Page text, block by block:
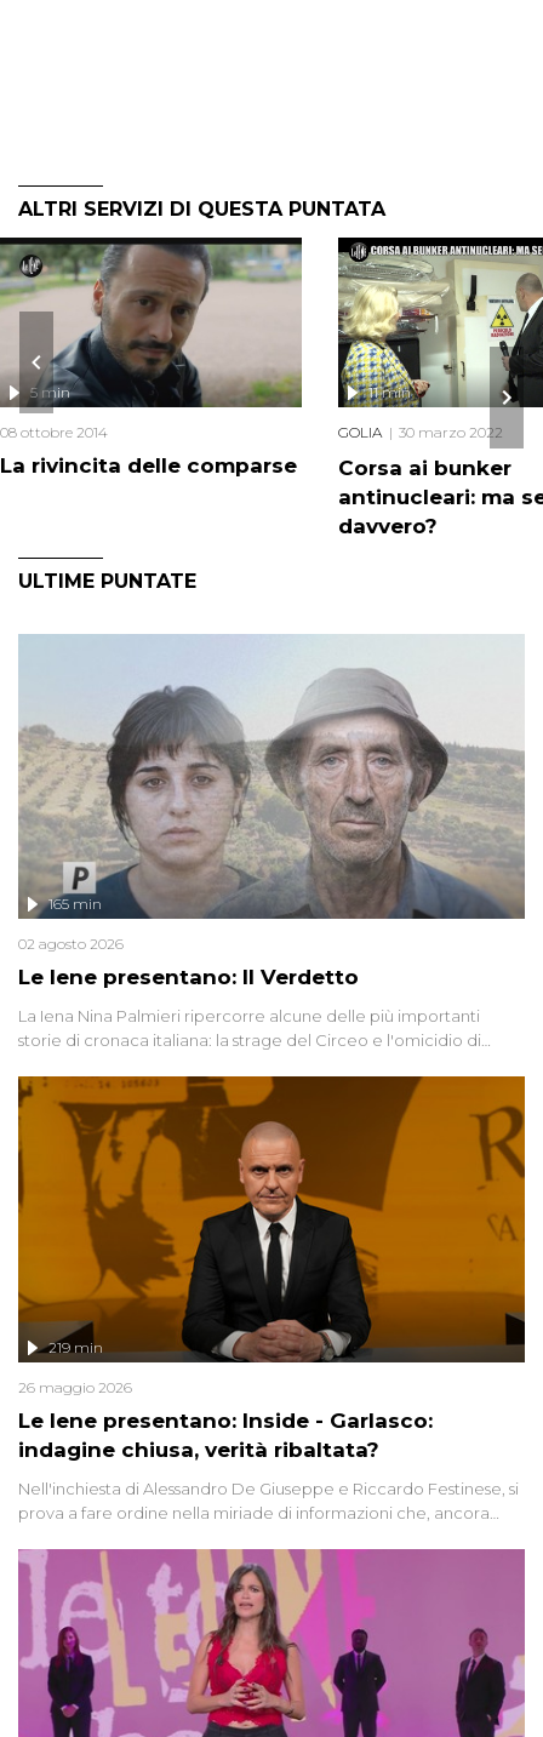
ALTRI SERVIZI DI QUESTA PUNTATA
La rivincita delle comparse
5 min
08 ottobre 2014
Corsa ai bunker
antinucleari: ma
davvero?
11 min
GOLIA 30 marzo 2022
ULTIME PUNTATE
Le Iene presentano: Il Verdetto
165 min
02 agosto 2026
La Iena Nina Palmieri ripercorre alcune delle più importanti
storie di cronaca italiana: la strage del Circeo e l'omicidio di
Le Iene presentano: Inside - Garlasco:
indagine chiusa, verità ribaltata?
219 min
26 maggio 2026
Nell'inchiesta di Alessandro De Giuseppe e Riccardo Festinese, si
prova a fare ordine nella miriade di informazioni che, ancora
giudiziarie più discusse degli ultimi anni. Lo speciale ricostruisce la
vicenda mettendo in fila testimonianze, errori, dettagli
controversi e i protagonisti di un'indagine che sembra non avere
fine.